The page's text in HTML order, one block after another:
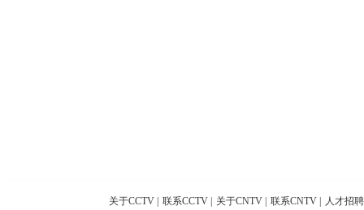
关于CCTV 联系CCTV 关于CNTV 联系CNTV 人才招聘